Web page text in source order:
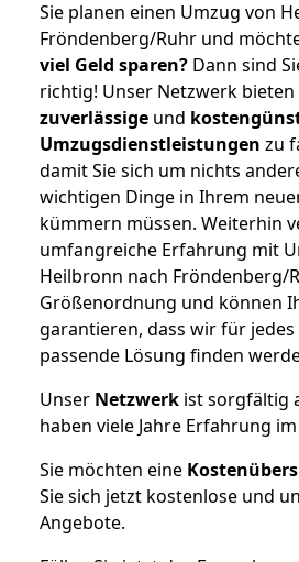
Sie planen einen Umzug von
Fröndenberg/Ruhr und
viel Geld sparen? Dann sind
richtig! Unser Netzwerk bieten
zuverlässige und
Umzugsdienstleistungen zu
damit Sie sich um nichts
wichtigen Dinge in Ihrem
kümmern müssen. Weiterhin
umfangreiche Erfahrung mit
Heilbronn nach Fröndenberg/
Größenordnung und können
garantieren, dass wir für
passende Lösung finden
Unser Netzwerk ist sorgfältig
haben viele Jahre Erfahrung
Sie möchten eine
Sie sich jetzt kostenlose und
Angebote.